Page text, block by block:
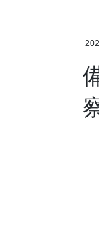
備中松山城の猫城主「さ